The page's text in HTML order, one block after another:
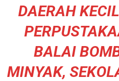
DAERAH
BALAI
MINYAK,